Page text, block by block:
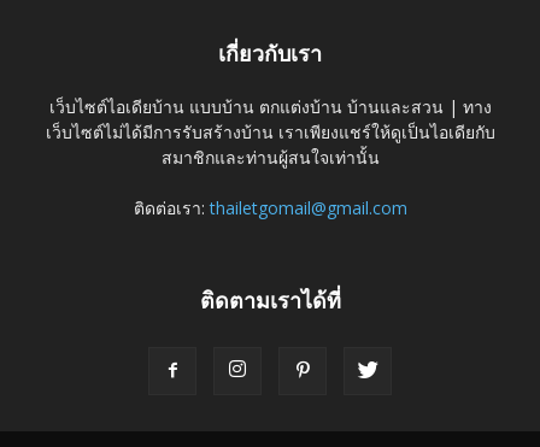
เกี่ยวกับเรา
เว็บไซต์ไอเดียบ้าน แบบบ้าน ตกแต่งบ้าน บ้านและสวน | ทาง
เว็บไซต์ไม่ได้มีการรับสร้างบ้าน เราเพียงแชร์ให้ดูเป็นไอเดียกับ
สมาชิกและท่านผู้สนใจเท่านั้น
ติดต่อเรา:thailetgomail@gmail.com
ติดตามเราได้ที่